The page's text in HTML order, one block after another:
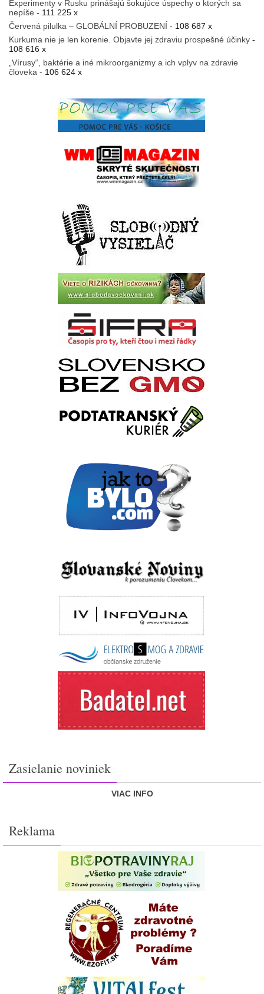
Experimenty v Rusku prinášajú šokujúce úspechy o ktorých sa
nepíše - 111 225 x
Červená pilulka – GLOBÁLNÍ PROBUZENÍ - 108 687 x
Kurkuma nie je len korenie. Objavte jej zdraviu prospešné účinky -
108 616 x
„Vírusy“, baktérie a iné mikroorganizmy a ich vplyv na zdravie
človeka - 106 624 x
Zasielanie noviniek
VIAC INFO
Reklama